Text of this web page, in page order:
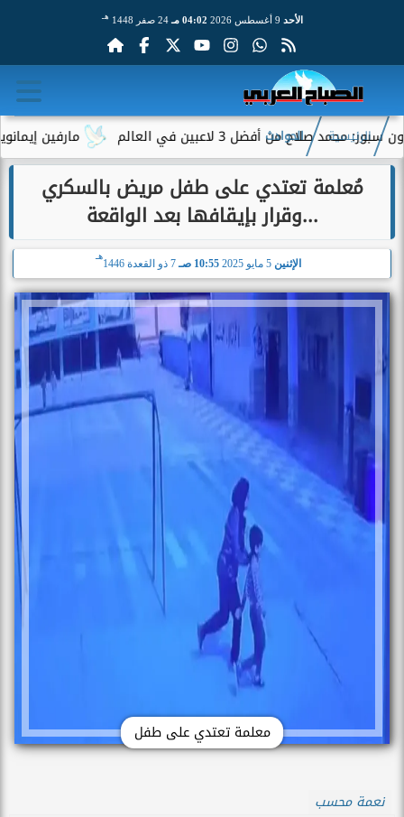
الأحد 04:02 مـ 24 صفر 1448 هـ
مارفين إيمانويل.. من أفضل 3 لاعبين في العالم
الرئيسية الحوادث
مُعلمة تعتدي على طفل مريض بالسكري
...وقرار بإيقافها بعد الواقعة
الإثنين 10:55 صـ 7 ذو القعدة 1446
هـ
معلمة تعتدي على طفل
نعمة محسب